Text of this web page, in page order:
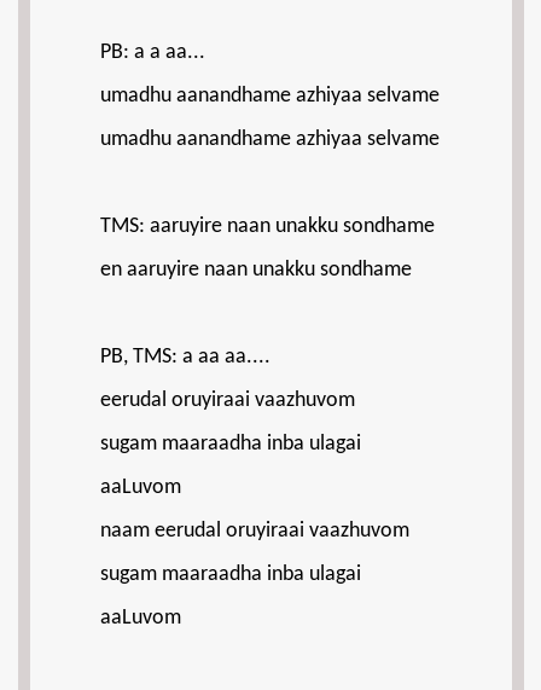
PB: a a aa...
umadhu aanandhame azhiyaa selvame
umadhu aanandhame azhiyaa selvame
TMS: aaruyire naan unakku sondhame
en aaruyire naan unakku sondhame
PB, TMS: a aa aa....
eerudal oruyiraai vaazhuvom
sugam maaraadha inba ulagai
aaLuvom
naam eerudal oruyiraai vaazhuvom
sugam maaraadha inba ulagai
aaLuvom